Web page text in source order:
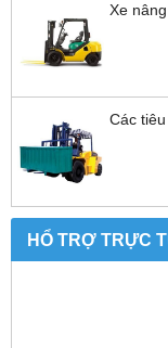
Xe
Các
HỔ TRỢ TRỰC